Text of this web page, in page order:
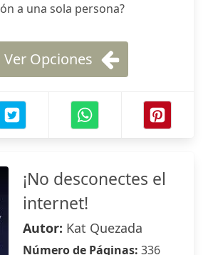
a una sola persona?
Ver Opciones
¡No desconectes el
internet!
Autor: Kat Quezada
Número de Páginas: 336